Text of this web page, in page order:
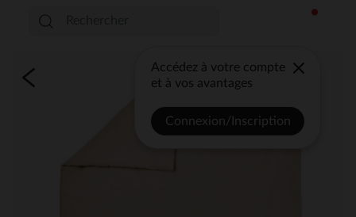
Accédez à votre compte
et à vos avantages
Connexion/Inscription